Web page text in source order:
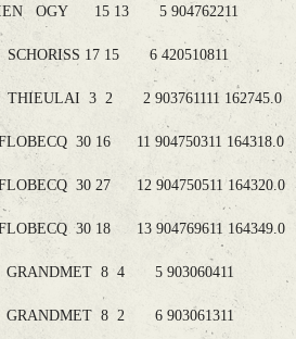
OGY 15 13 5 904762211
17 15 6 420510811
3 2 2 903761111 162745.0
30 16 11 904750311 164318.0
30 27 12 904750511 164320.0
30 18 13 904769611 164349.0
8 4 5 903060411
8 2 6 903061311